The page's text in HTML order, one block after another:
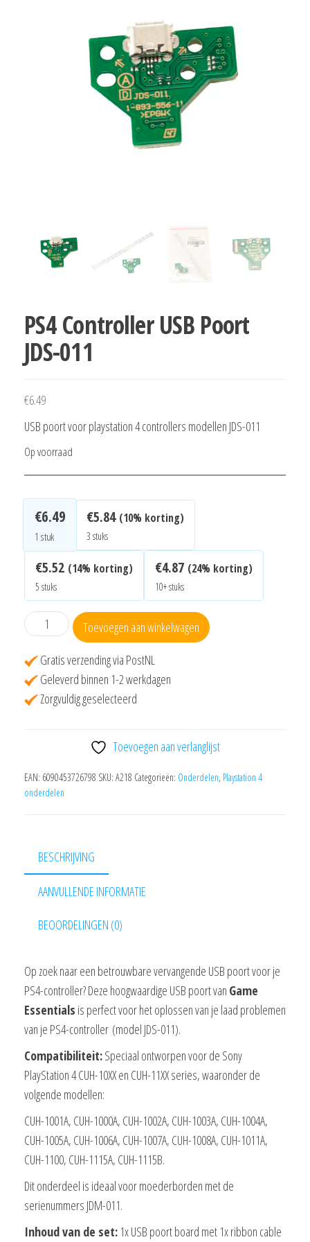
PS4 Controller USB Poort
JDS-011
€6.49
USB poort voor playstation 4 controllers modellen JDS-011
Op voorraad
€6.49
1 stuk
€5.84 (10% korting)
3 stuks
€5.52 (14% korting)
5 stuks
€4.87 (24% korting)
10+ stuks
PS4
Controller
USB
Poort
JDS-
Toevoegen aan winkelwagen
Gratis verzending via PostNL
Geleverd binnen 1-2 werkdagen
Zorgvuldig geselecteerd
Toevoegen aan verlanglijst
EAN: 6090453726798 SKU: A218 Categorieën: Onderdelen, Playstation 4
onderdelen
BESCHRIJVING
AANVULLENDE INFORMATIE
BEOORDELINGEN (0)
Op zoek naar een betrouwbare vervangende USB poort voor je
PS4-controller? Deze hoogwaardige USB poort van Game
Essentials is perfect voor het oplossen van je laad problemen
van je PS4-controller (model JDS-011).
Compatibiliteit:Speciaal ontworpen voor de Sony
PlayStation 4 CUH-10XX en CUH-11XX series, waaronder de
volgende modellen:
CUH-1001A, CUH-1000A, CUH-1002A, CUH-1003A, CUH-1004A,
CUH-1005A, CUH-1006A, CUH-1007A, CUH-1008A, CUH-1011A,
CUH-1100, CUH-1115A, CUH-1115B.
Dit onderdeel is ideaal voor moederborden met de
serienummers JDM-011.
Inhoud van de set: 1x USB poort board met 1x ribbon cable